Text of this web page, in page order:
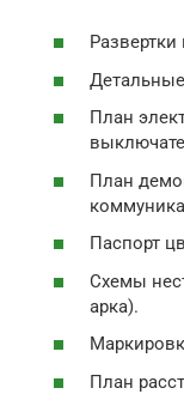
План
План
Паспорт
Схемы
арка).
План